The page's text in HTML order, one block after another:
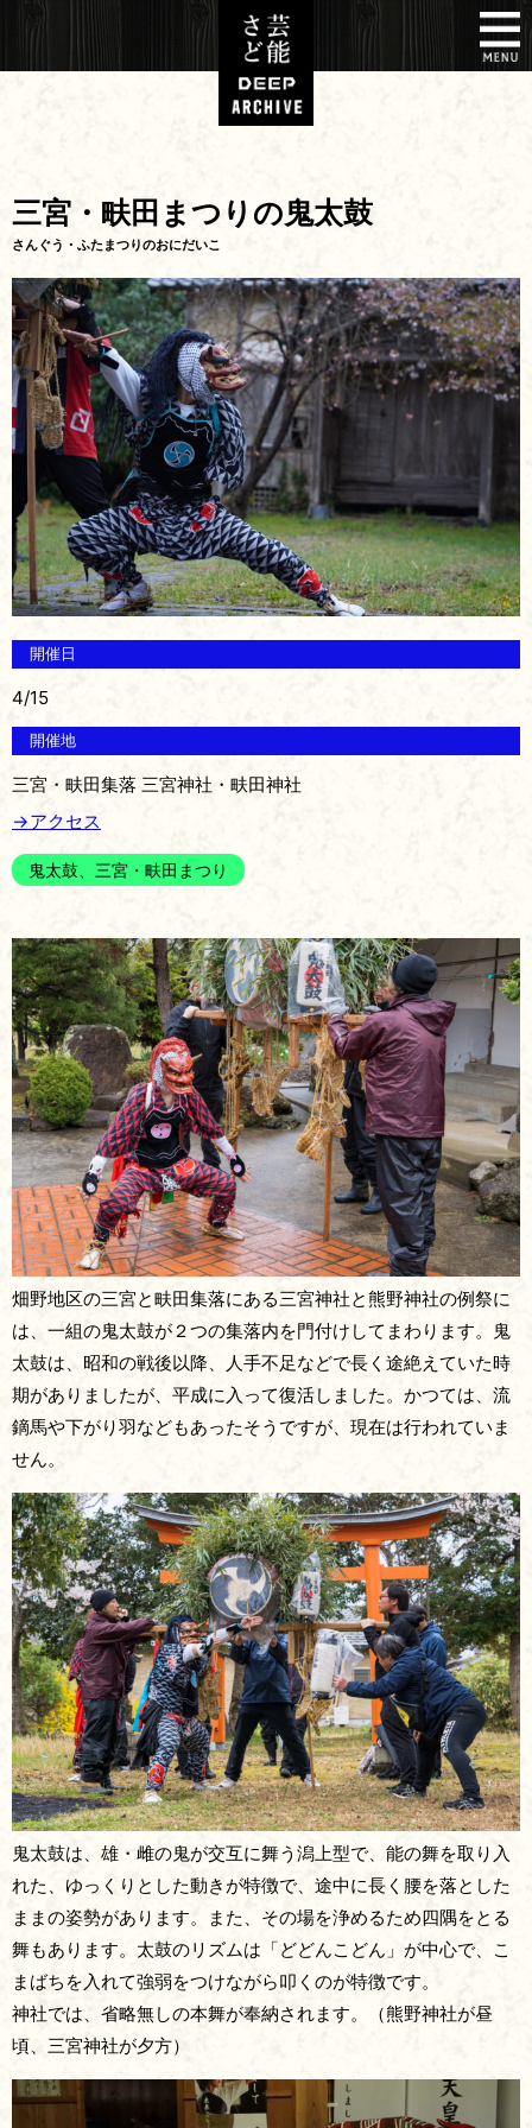
三宮・畉田まつりの鬼太鼓
さんぐう・ふたまつりのおにだいこ
開催日
4/15
開催地
三宮・畉田集落 三宮神社・畉田神社
→アクセス
鬼太鼓、三宮・畉田まつり
畑野地区の三宮と畉田集落にある三宮神社と熊野神社の例祭に
は、一組の鬼太鼓が２つの集落内を門付けしてまわります。鬼
太鼓は、昭和の戦後以降、人手不足などで長く途絶えていた時
期がありましたが、平成に入って復活しました。かつては、流
鏑馬や下がり羽などもあったそうですが、現在は行われていま
せん。
鬼太鼓は、雄・雌の鬼が交互に舞う潟上型で、能の舞を取り入
れた、ゆっくりとした動きが特徴で、途中に長く腰を落とした
ままの姿勢があります。また、その場を浄めるため四隅をとる
舞もあります。太鼓のリズムは「どどんこどん」が中心で、こ
まばちを入れて強弱をつけながら叩くのが特徴です。
神社では、省略無しの本舞が奉納されます。（熊野神社が昼
頃、三宮神社が夕方）